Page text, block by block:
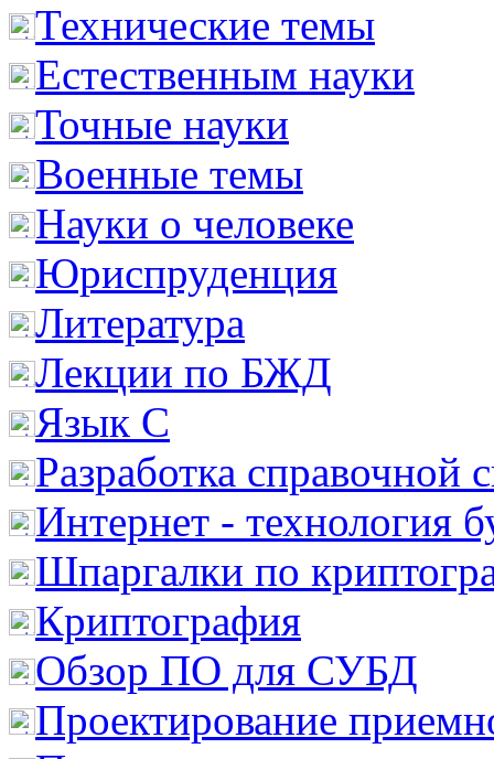
Технические темы
Естественным науки
Точные науки
Военные темы
Науки о человеке
Юриспруденция
Литература
Лекции по БЖД
Язык С
Разработка справочной
Интернет - технология
Шпаргалки по
Криптография
Обзор ПО для СУБД
Проектирование